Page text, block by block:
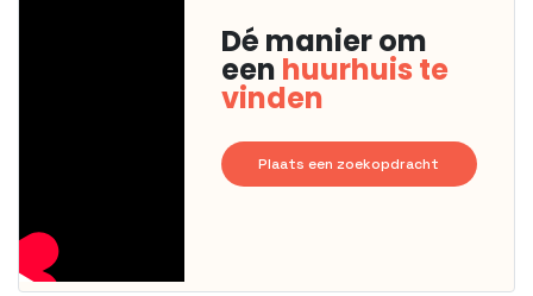
Dé manier om
een huurhuis te
vinden
Plaats een zoekopdracht